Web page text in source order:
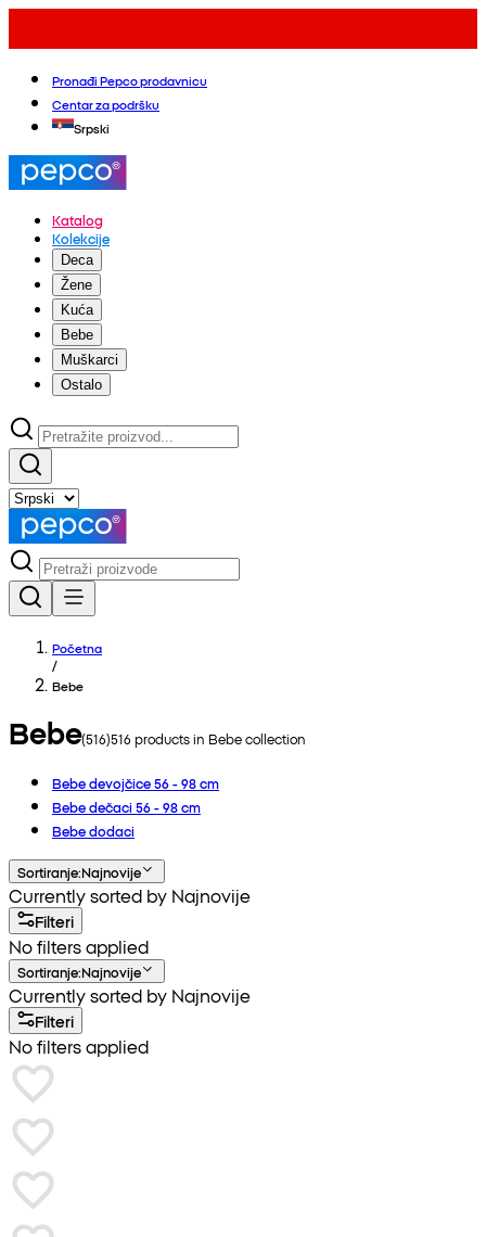
Pronađi Pepco prodavnicu
Centar za podršku
Srpski
Katalog
Kolekcije
Deca
Žene
Kuća
Bebe
Muškarci
Ostalo
Početna
/
Bebe
Bebe(516)516 products in Bebecollection
Bebe devojčice 56 - 98 cm
Bebe dečaci 56 - 98 cm
Bebe dodaci
Sortiranje:Najnovije
Currently sorted by Najnovije
Filteri
No filters applied
Sortiranje:Najnovije
Currently sorted by Najnovije
Filteri
No filters applied